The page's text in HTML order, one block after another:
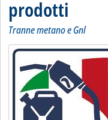
prodotti
Tranne metano e Gnl